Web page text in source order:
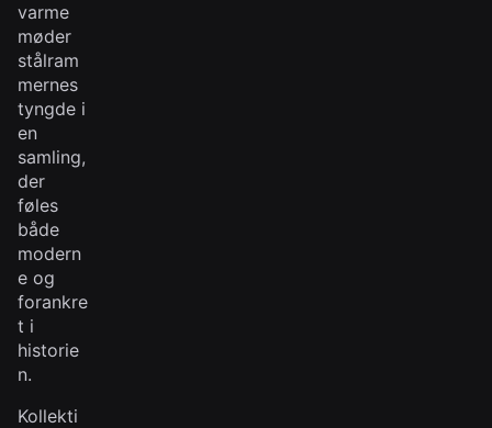
varme
møder
stålram
mernes
tyngde i
en
samling,
der
føles
både
modern
e og
forankre
t i
historie
n.
Kollekti